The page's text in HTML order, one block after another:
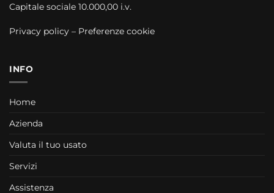
Capitale sociale 10.000,00 i.v.
Privacy policy – Preferenze cookie
INFO
Home
Azienda
Valuta il tuo usato
Servizi
Assistenza